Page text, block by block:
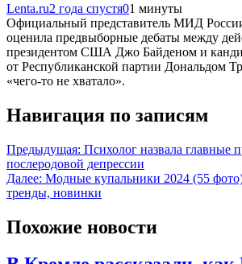
Lenta.ru2 года спустя01 минуты
Официальный представитель МИД
оценила предвыборные дебаты между
президентом США Джо Байденом и
от Республиканской партии Дональдом
«чего-то не хватало».
Навигация по записям
Предыдущая: Психолог назвала главные
послеродовой депрессии
Далее: Модные купальники 2024 (55
тренды, новинки
Похожие новости